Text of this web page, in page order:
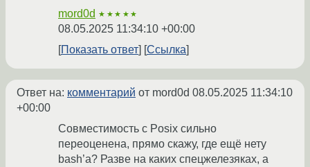
mord0d ★★★★★
08.05.2025 11:34:10 +00:00
Показать ответ
Ссылка
Ответ на: комментарий от mord0d 08.05.2025 11:34:10
+00:00
Совместимость с Posix сильно
переоценена, прямо скажу, где ещё нету
bash’а? Разве на каких спецжелезяках, а